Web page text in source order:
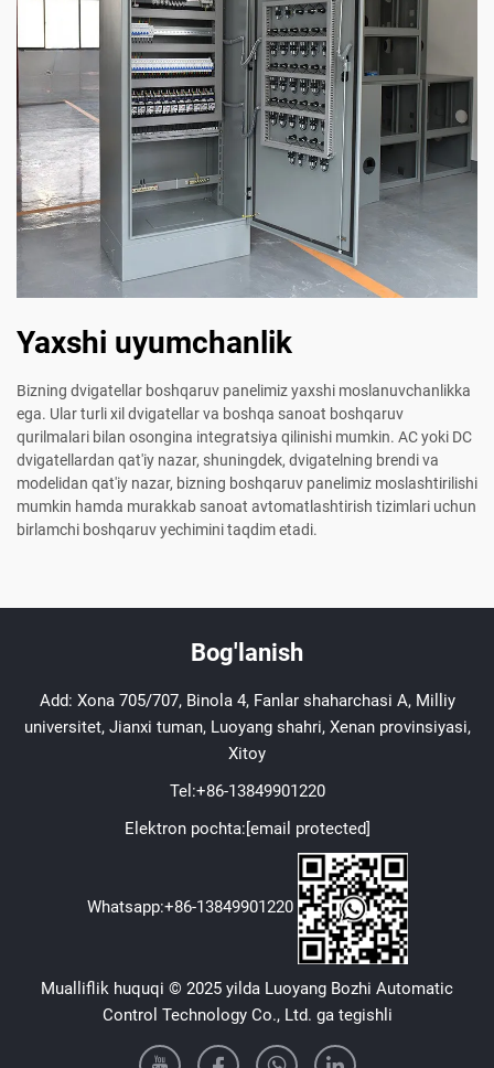
Yaxshi uyumchanlik
Bizning dvigatellar boshqaruv panelimiz yaxshi moslanuvchanlikka
ega. Ular turli xil dvigatellar va boshqa sanoat boshqaruv
qurilmalari bilan osongina integratsiya qilinishi mumkin. AC yoki DC
dvigatellardan qat'iy nazar, shuningdek, dvigatelning brendi va
modelidan qat'iy nazar, bizning boshqaruv panelimiz moslashtirilishi
mumkin hamda murakkab sanoat avtomatlashtirish tizimlari uchun
birlamchi boshqaruv yechimini taqdim etadi.
Bog'lanish
Add: Xona 705/707, Binola 4, Fanlar shaharchasi A, Milliy
universitet, Jianxi tuman, Luoyang shahri, Xenan provinsiyasi,
Xitoy
Tel:+86-13849901220
Elektron pochta:[email protected]
Whatsapp:+86-13849901220
Mualliflik huquqi © 2025 yilda Luoyang Bozhi Automatic
Control Technology Co., Ltd. ga tegishli